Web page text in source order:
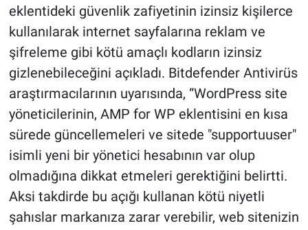
eklentideki güvenlik zafiyetinin izinsiz kişilerce
kullanılarak internet sayfalarına reklam ve
şifreleme gibi kötü amaçlı kodların izinsiz
gizlenebileceğini açıkladı. Bitdefender Antivirüs
araştırmacılarının uyarısında, “WordPress site
yöneticilerinin, AMP for WP eklentisini en kısa
sürede güncellemeleri ve sitede "supportuuser"
isimli yeni bir yönetici hesabının var olup
olmadığına dikkat etmeleri gerektiğini belirtti.
Aksi takdirde bu açığı kullanan kötü niyetli
şahıslar markanıza zarar verebilir, web sitenizin